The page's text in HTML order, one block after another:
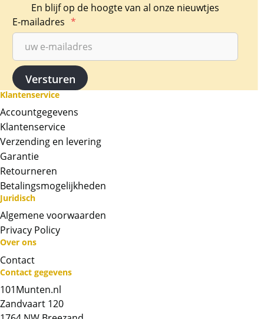
Neem contact op met op!
Chat met ons
En blijf op de hoogte van al onze nieuwtjes
E-mailadres *
Klantenservice
Accountgegevens
Klantenservice
Verzending en levering
Garantie
Retourneren
Betalingsmogelijkheden
Juridisch
Algemene voorwaarden
Privacy Policy
Over ons
Contact
Contact gegevens
101Munten.nl
Zandvaart 120